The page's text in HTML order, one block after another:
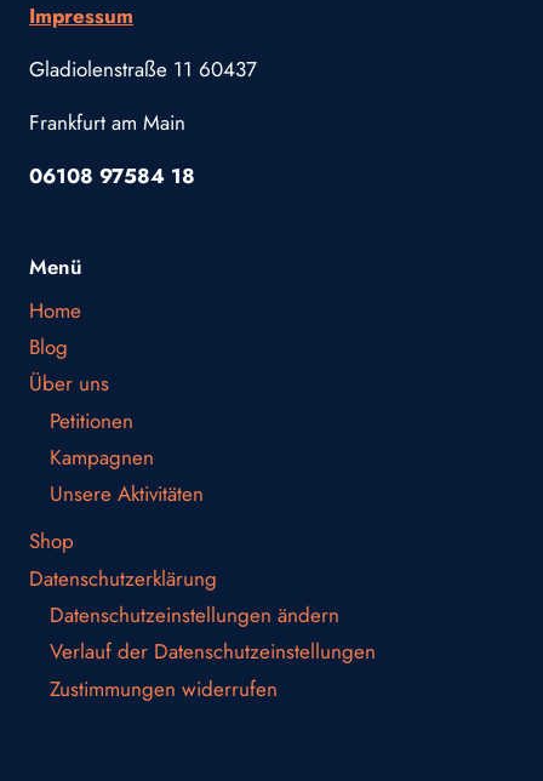
Impressum
Gladiolenstraße 11 60437
Frankfurt am Main
06108 97584 18
Menü
Home
Blog
Über uns
Petitionen
Kampagnen
Unsere Aktivitäten
Shop
Datenschutzerklärung
Datenschutzeinstellungen ändern
Verlauf der Datenschutzeinstellungen
Zustimmungen widerrufen